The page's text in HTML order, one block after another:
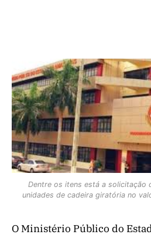
Dentre os itens está a solicitação
unidades de cadeira giratória no
O Ministério Público do